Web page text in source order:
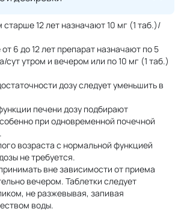
12 лет назначают 10 мг (1 таб.)/
6 до 12 лет препарат назначают по 5
сут утром и вечером или по 10 мг (1 таб.)
дозу следует уменьшить в
печени дозу подбирают
при одновременной почечной
возраста с нормальной функцией
не требуется.
вне зависимости от приема
вечером. Таблетки следует
не разжевывая, запивая
воды.